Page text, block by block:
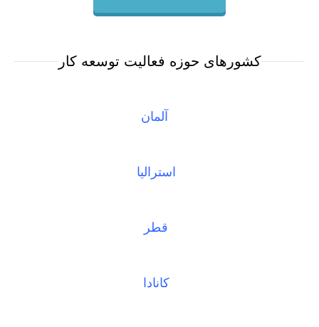
کشورهای حوزه فعالیت توسعه کار
آلمان
استرالیا
قطر
کانادا